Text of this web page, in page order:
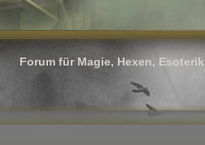
Forum für Magie, Hexen,